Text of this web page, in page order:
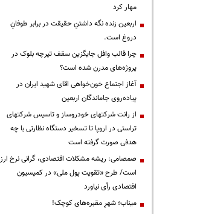
مهار کرد
اربعین زنده نگه داشتنِ حقیقت در برابر طوفانِ
دروغ است.
چرا قالب وافل جایگزین سقف تیرچه بلوک در
پروژه‌های مدرن شده است؟
آغاز اجتماع خون‌خواهی اقای شهید ایران در
پیاده‌روی جاماندگان اربعین
از رانت‌ شرکتهای خودروساز و تاسیس شرکتهای
تراستی در اروپا تا تسخیر دستگاه نظارتی با چه
هدفی صورت گرفته است
صمصامی: ریشه مشکلات اقتصادی، گرانی نرخ ارز
است/ طرح «تقویت پول ملی» در کمیسیون
اقتصادی رأی نیاورد
میناب؛ شهرِ مقبره‌های کوچک!